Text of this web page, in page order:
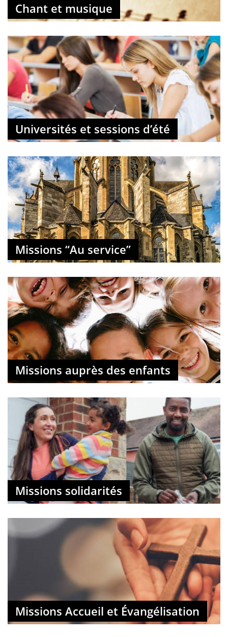
Chant et musique
Universités et sessions d’été
Missions “Au service”
Missions auprès des enfants
Missions solidarités
Missions Accueil et Évangélisation